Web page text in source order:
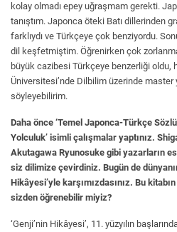
kolay olmadı epey uğraşmam gerekti.
tanıştım. Japonca öteki Batı dillerinden
farklıydı ve Türkçeye çok benziyordu.
dil keşfetmiştim. Öğrenirken çok
büyük cazibesi Türkçeye benzerliği oldu,
Üniversitesi’nde Dilbilim üzerinde
söyleyebilirim.
Daha önce ‘Temel Japonca-Türkçe
Yolculuk’ isimli çalışmalar yaptınız.
Akutagawa Ryunosuke gibi yazarların
siz dilimize çevirdiniz. Bugün de
Hikâyesi’yle karşımızdasınız. Bu
sizden öğrenebilir miyiz?
‘Genji’nin Hikâyesi’, 11. yüzyılın